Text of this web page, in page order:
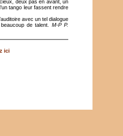
deux pas en avant, un
tango leur fassent rendre
avec un tel dialogue
de talent. M-P P.
ici